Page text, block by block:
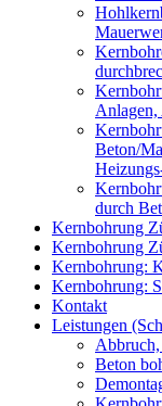
Beton/
durch
Kernbohrung
Kernbohrung
Kernbohrung:
Kernbohrung:
Kontakt
Leistungen
Beton